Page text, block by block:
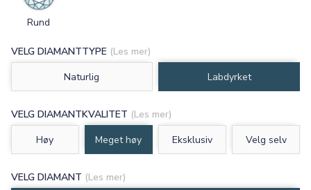
VELG DIAMANTTYPE (Les mer)
Naturlig
Labdyrket
VELG DIAMANTKVALITET (Les mer)
Høy
Meget høy Eksklusiv Velg selv
VELG DIAMANT (Les mer)
Rund